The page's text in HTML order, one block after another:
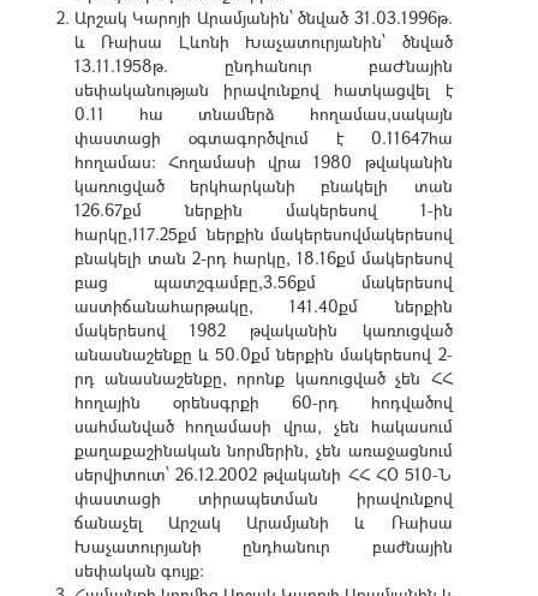
Արշակ Կարոյի Արամյանին՝ ծնված 31.03.1996թ.
և Ռաիսա Լևոնի Խաչատուրյանին՝ ծնված
13.11.1958թ. ընդհանուր բաԺնային
սեփականության իրավունքով հատկացվել է
0.11 հա տնամերձ հողամաս,սակայն
փաստացի օգտագործվում է 0.11647հա
հողամաս: Հողամասի վրա 1980 թվականին
կառուցված երկհարկանի բնակելի տան
126.67քմ ներքին մակերեսով 1-ին
հարկը,117.25քմ ներքին մակերեսովմակերեսով
բնակելի տան 2-րդ հարկը, 18.16քմ մակերեսով
բաց պատշգամբը,3.56քմ մակերեսով
աստիճանահարթակը, 141.40քմ ներքին
մակերեսով 1982 թվականին կառուցված
անասնաշենքը և 50.0քմ ներքին մակերեսով 2-
րդ անասնաշենքը, որոնք կառուցված չեն ՀՀ
հողային օրենսգրքի 60-րդ հոդվածով
սահմանված հողամասի վրա, չեն հակասում
քաղաքաշինական նորմերին, չեն առաջացնում
սերվիտուտ՝ 26.12.2002 թվականի ՀՀ ՀՕ 510-Ն
փաստացի տիրապետման իրավունքով
ճանաչել Արշակ Արամյանի և Ռաիսա
Խաչատուրյանի ընդհանուր բաժնային
սեփական գույք: